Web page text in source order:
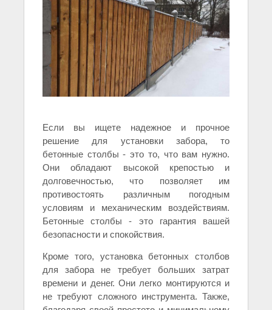
Если вы ищете надежное и прочное
решение для установки забора, то
бетонные столбы - это то, что вам нужно.
Они обладают высокой крепостью и
долговечностью, что позволяет им
противостоять различным погодным
условиям и механическим воздействиям.
Бетонные столбы - это гарантия вашей
безопасности и спокойствия.
Кроме того, установка бетонных столбов
для забора не требует больших затрат
времени и денег. Они легко монтируются и
не требуют сложного инструмента. Также,